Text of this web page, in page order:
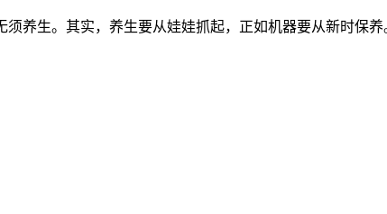
养生。其实，养生要从娃娃抓起，正如机器要从新时保